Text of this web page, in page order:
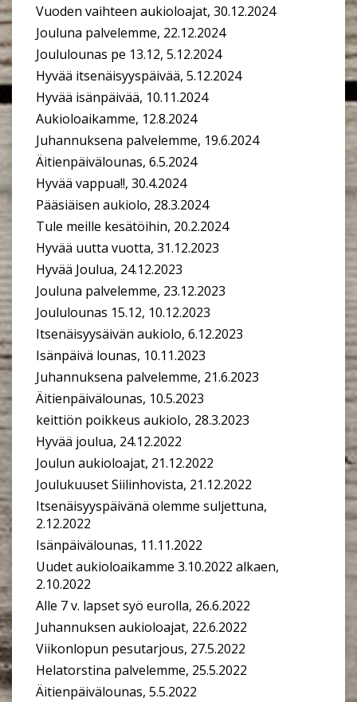
Vuoden vaihteen aukioloajat, 30.12.2024
Jouluna palvelemme, 22.12.2024
Joululounas pe 13.12, 5.12.2024
Hyvää itsenäisyyspäivää, 5.12.2024
Hyvää isänpäivää, 10.11.2024
Aukioloaikamme, 12.8.2024
Juhannuksena palvelemme, 19.6.2024
Äitienpäivälounas, 6.5.2024
Hyvää vappua!!, 30.4.2024
Pääsiäisen aukiolo, 28.3.2024
Tule meille kesätöihin, 20.2.2024
Hyvää uutta vuotta, 31.12.2023
Hyvää Joulua, 24.12.2023
Jouluna palvelemme, 23.12.2023
Joululounas 15.12, 10.12.2023
Itsenäisyysäivän aukiolo, 6.12.2023
Isänpäivä lounas, 10.11.2023
Juhannuksena palvelemme, 21.6.2023
Äitienpäivälounas, 10.5.2023
keittiön poikkeus aukiolo, 28.3.2023
Hyvää joulua, 24.12.2022
Joulun aukioloajat, 21.12.2022
Joulukuuset Siilinhovista, 21.12.2022
Itsenäisyyspäivänä olemme suljettuna,
2.12.2022
Isänpäivälounas, 11.11.2022
Uudet aukioloaikamme 3.10.2022 alkaen,
2.10.2022
Alle 7 v. lapset syö eurolla, 26.6.2022
Juhannuksen aukioloajat, 22.6.2022
Viikonlopun pesutarjous, 27.5.2022
Helatorstina palvelemme, 25.5.2022
Äitienpäivälounas, 5.5.2022